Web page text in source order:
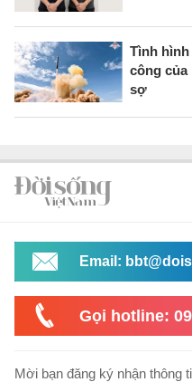
Tình
công của
sợ
Email:
Gọi hotline:
Mời bạn đăng ký nhận thông